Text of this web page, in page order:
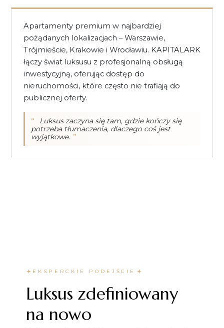
Apartamenty premium w najbardziej
pożądanych lokalizacjach – Warszawie,
Trójmieście, Krakowie i Wrocławiu. KAPITALARK
łączy świat luksusu z profesjonalną obsługą
inwestycyjną, oferując dostęp do
nieruchomości, które często nie trafiają do
publicznej oferty.
Luksus zaczyna się tam, gdzie kończy się
potrzeba tłumaczenia, dlaczego coś jest
wyjątkowe.
EKSPERCKIE PODEJŚCIE
Luksus zdefiniowany
na nowo